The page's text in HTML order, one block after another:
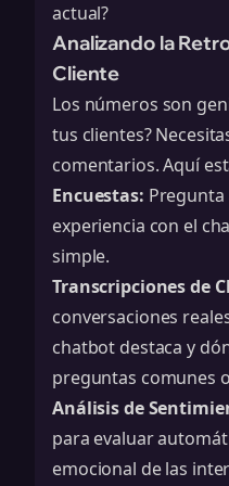
actual?
Analizando la
Cliente
Los números son
tus clientes?
comentarios. Aquí
Encuestas: Pregunta
experiencia con el
simple.
Transcripciones de
conversaciones
chatbot destaca y
preguntas comunes
Análisis de
para evaluar
emocional de las